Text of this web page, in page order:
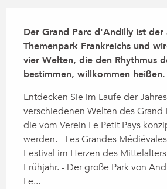
Der Grand Parc d'Andilly ist
Themenpark Frankreichs und
vier Welten, die den Rhythmus
bestimmen, willkommen heißen.
Entdecken Sie im Laufe der
verschiedenen Welten des Grand
die vom Verein Le Petit Pays
werden. - Les Grandes
Festival im Herzen des
Frühjahr. - Der große Park von
Le...